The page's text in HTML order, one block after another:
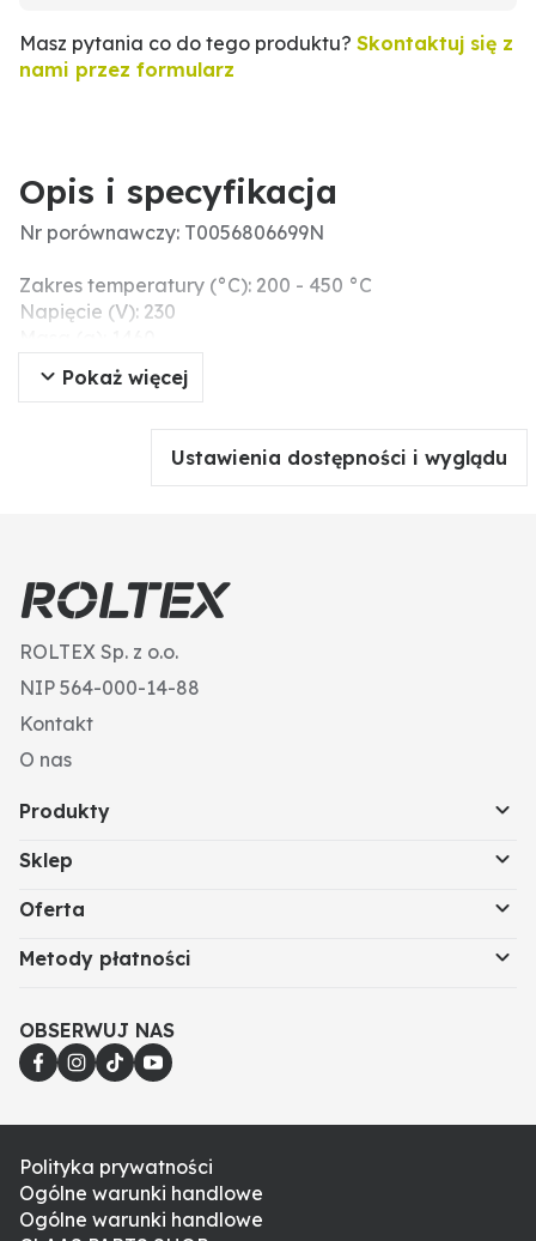
Masz pytania co do tego produktu? Skontaktuj się z
nami przez formularz
Opis i specyfikacja
Nr porównawczy: T0056806699N
Zakres temperatury (°C): 200 - 450 °C
Napięcie (V): 230
Pokaż więcej
Ustawienia dostępności i wyglądu
ROLTEX Sp. z o.o.
NIP 564-000-14-88
Kontakt
O nas
Produkty
Sklep
Oferta
Metody płatności
OBSERWUJ NAS
Polityka prywatności
Ogólne warunki handlowe
Ogólne warunki handlowe